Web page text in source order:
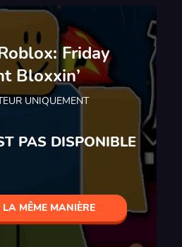
Friday
Bloxxin’
UNIQUEMENT
PAS DISPONIBLE
LA MÊME MANIÈRE